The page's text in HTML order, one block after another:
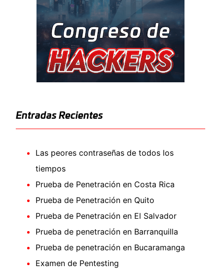
Entradas Recientes
Las peores contraseñas de todos los
tiempos
Prueba de Penetración en Costa Rica
Prueba de Penetración en Quito
Prueba de Penetración en El Salvador
Prueba de penetración en Barranquilla
Prueba de penetración en Bucaramanga
Examen de Pentesting